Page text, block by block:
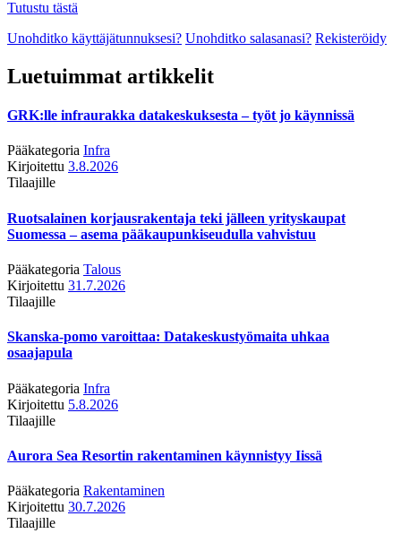
Tutustu tästä
Unohditko käyttäjätunnuksesi? Unohditko salasanasi? Rekisteröidy
Luetuimmat artikkelit
GRK:lle infraurakka datakeskuksesta – työt jo käynnissä
Pääkategoria Infra
Kirjoitettu 3.8.2026
Tilaajille
Ruotsalainen korjausrakentaja teki jälleen yrityskaupat
Suomessa – asema pääkaupunkiseudulla vahvistuu
Pääkategoria Talous
Kirjoitettu 31.7.2026
Tilaajille
Skanska-pomo varoittaa: Datakeskustyömaita uhkaa
osaajapula
Pääkategoria Infra
Kirjoitettu 5.8.2026
Tilaajille
Aurora Sea Resortin rakentaminen käynnistyy Iissä
Pääkategoria Rakentaminen
Kirjoitettu 30.7.2026
Tilaajille